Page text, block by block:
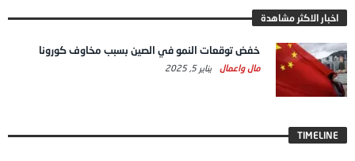
اخبار الاكثر مشاهدة
خفض توقعات النمو في الصين بسبب مخاوف كورونا
مال واعمال يناير 5, 2025
TIMELINE